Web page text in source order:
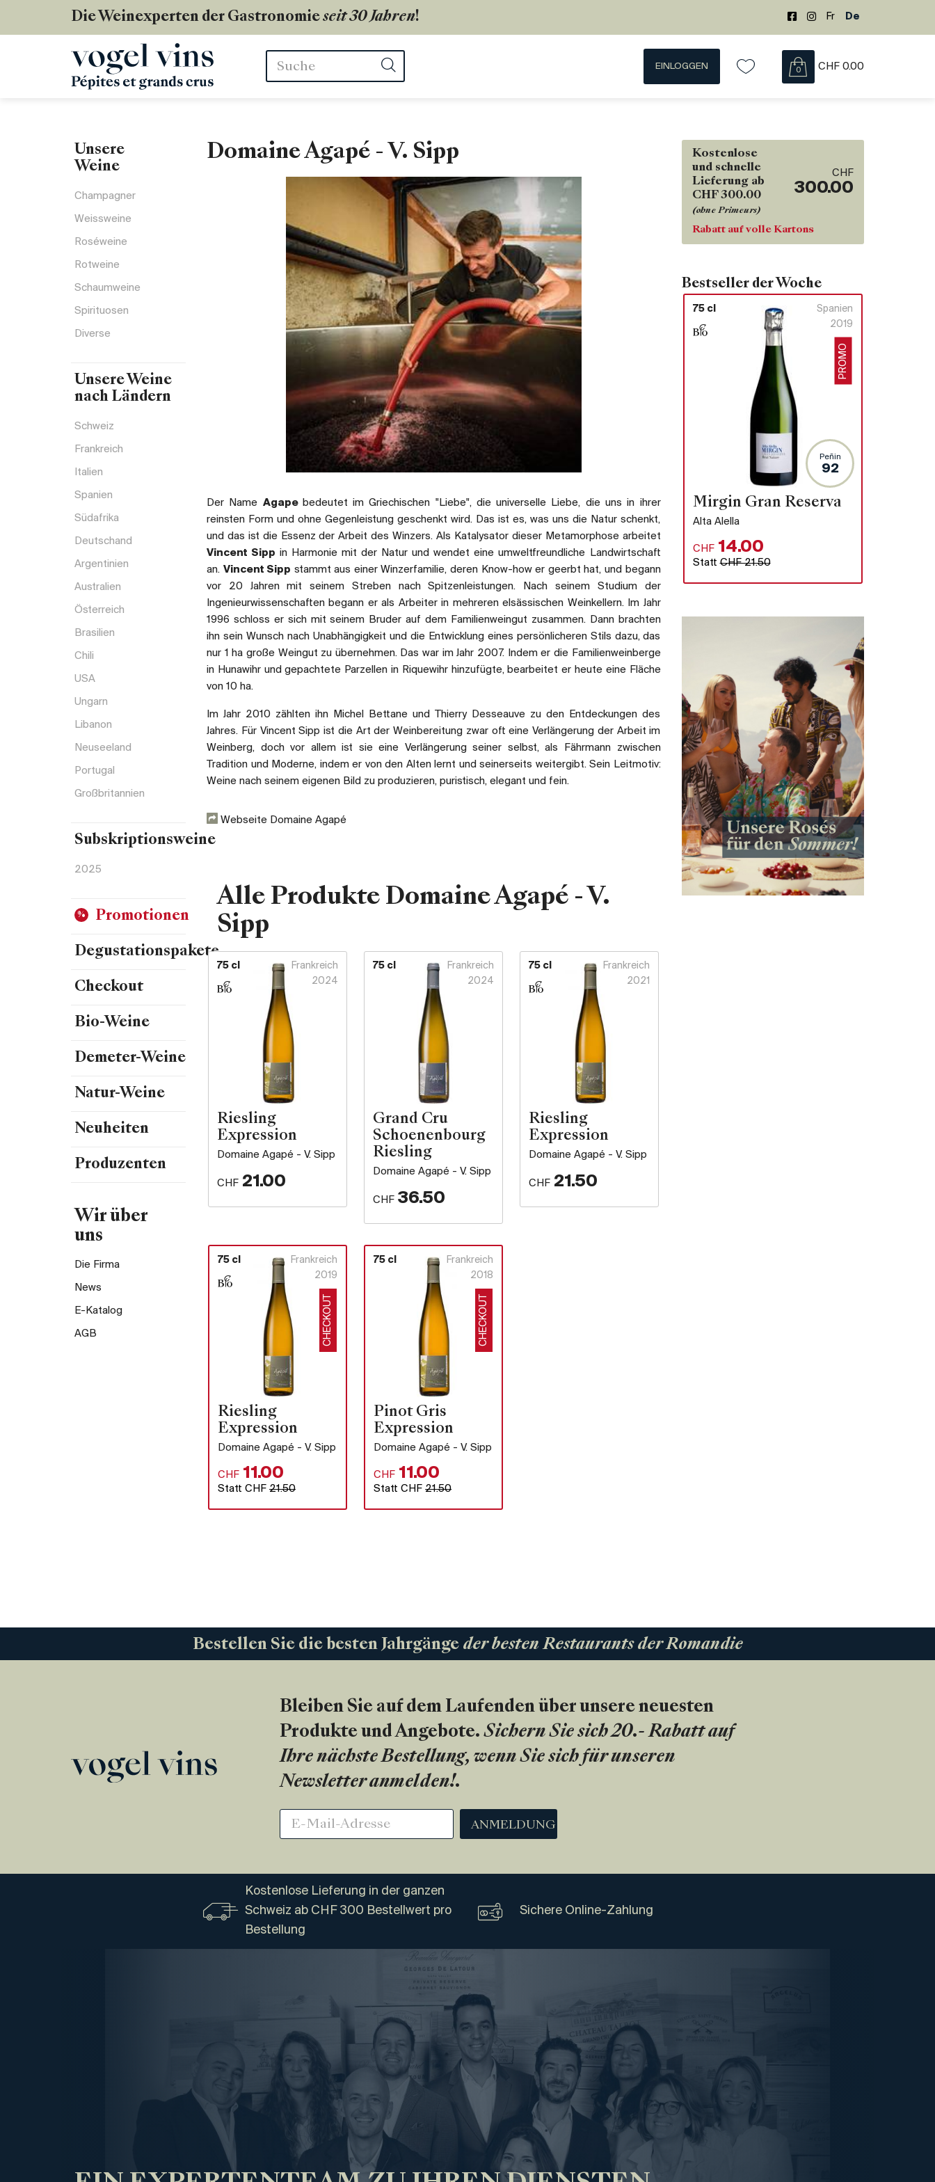
Die Weinexperten der Gastronomie seit 30 Jahren! Fr De
Stichwörter
EINLOGGEN 0 CHF 0.00
Unsere
Weine
Champagner
Weissweine
Roséweine
Rotweine
Schaumweine
Spirituosen
Diverse
Unsere Weine
nach Ländern
Schweiz
Frankreich
Italien
Spanien
Südafrika
Deutschand
Argentinien
Australien
Österreich
Brasilien
Chili
USA
Ungarn
Libanon
Neuseeland
Portugal
Großbritannien
Subskriptionsweine
2025
Promotionen
Degustationspakete
Checkout
Bio-Weine
Demeter-Weine
Natur-Weine
Neuheiten
Produzenten
Wir über
uns
Die Firma
News
E-Katalog
AGB
Domaine Agapé - V. Sipp
Der Name Agape bedeutet im Griechischen "Liebe", die universelle Liebe, die uns in ihrer
reinsten Form und ohne Gegenleistung geschenkt wird. Das ist es, was uns die Natur schenkt,
und das ist die Essenz der Arbeit des Winzers. Als Katalysator dieser Metamorphose arbeitet
Vincent Sipp in Harmonie mit der Natur und wendet eine umweltfreundliche Landwirtschaft
an. Vincent Sipp stammt aus einer Winzerfamilie, deren Know-how er geerbt hat, und begann
vor 20 Jahren mit seinem Streben nach Spitzenleistungen. Nach seinem Studium der
Ingenieurwissenschaften begann er als Arbeiter in mehreren elsässischen Weinkellern. Im Jahr
1996 schloss er sich mit seinem Bruder auf dem Familienweingut zusammen. Dann brachten
ihn sein Wunsch nach Unabhängigkeit und die Entwicklung eines persönlicheren Stils dazu, das
nur 1 ha große Weingut zu übernehmen. Das war im Jahr 2007. Indem er die Familienweinberge
in Hunawihr und gepachtete Parzellen in Riquewihr hinzufügte, bearbeitet er heute eine Fläche
von 10 ha.
Im Jahr 2010 zählten ihn Michel Bettane und Thierry Desseauve zu den Entdeckungen des
Jahres. Für Vincent Sipp ist die Art der Weinbereitung zwar oft eine Verlängerung der Arbeit im
Weinberg, doch vor allem ist sie eine Verlängerung seiner selbst, als Fährmann zwischen
Tradition und Moderne, indem er von den Alten lernt und seinerseits weitergibt. Sein Leitmotiv:
Weine nach seinem eigenen Bild zu produzieren, puristisch, elegant und fein.
Webseite Domaine Agapé
Alle Produkte Domaine Agapé - V.
Sipp
75 cl
Frankreich
2024
Riesling
Expression
Domaine Agapé - V. Sipp
CHF 21.00
75 cl
Frankreich
2024
Grand Cru
Schoenenbourg
Riesling
Domaine Agapé - V. Sipp
CHF 36.50
75 cl
Frankreich
2021
Riesling
Expression
Domaine Agapé - V. Sipp
CHF 21.50
75 cl
Frankreich
2019
CHECKOUT
Riesling
Expression
Domaine Agapé - V. Sipp
CHF 11.00
Statt CHF 21.50
75 cl
Frankreich
2018
CHECKOUT
Pinot Gris
Expression
Domaine Agapé - V. Sipp
CHF 11.00
Statt CHF21.50
Kostenlose
und schnelle
Lieferung ab
CHF 300.00
(ohne Primeurs)
CHF
300.00
Rabatt auf volle Kartons
Bestseller der Woche
75 cl
Spanien
2019
PROMO
Peñin
92
Mirgin Gran Reserva
Alta Alella
CHF 14.00
StattCHF 21.50
Bestellen Sie die besten Jahrgänge der besten Restaurants der Romandie
Bleiben Sie auf dem Laufenden über unsere neuesten
Produkte und Angebote. Sichern Sie sich 20.- Rabatt auf
Ihre nächste Bestellung, wenn Sie sich für unseren
Newsletter anmelden!.
ANMELDUNG
Kostenlose Lieferung in der ganzen
Schweiz ab CHF 300 Bestellwert pro
Bestellung
Sichere Online-Zahlung